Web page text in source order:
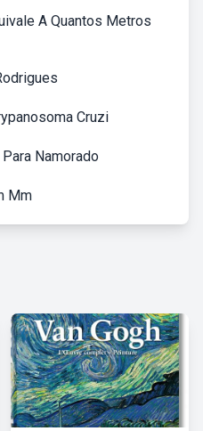
A Quantos Metros
Cruzi
Namorado
Mm